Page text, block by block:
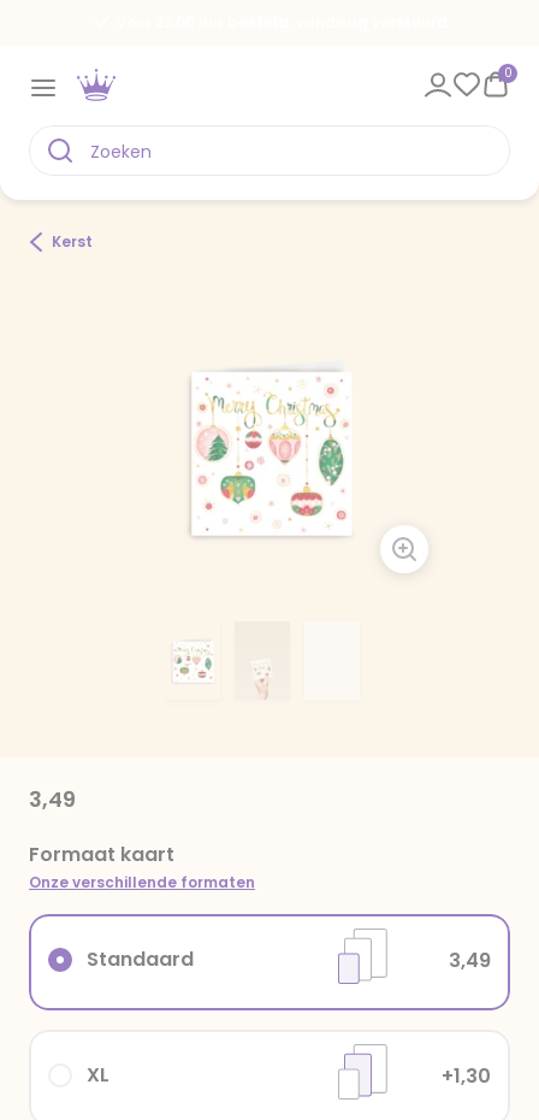
0
Kerst
3,49
Formaat kaart
Onze verschillende formaten
XL +1,30
Standaard 3,49